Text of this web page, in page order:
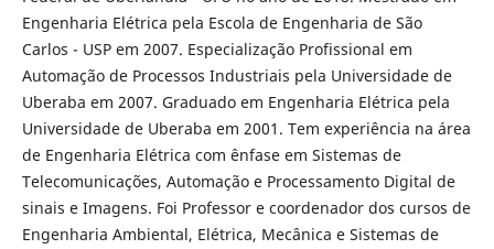
Engenharia Elétrica pela Escola de Engenharia de São
Carlos - USP em 2007. Especialização Profissional em
Automação de Processos Industriais pela Universidade de
Uberaba em 2007. Graduado em Engenharia Elétrica pela
Universidade de Uberaba em 2001. Tem experiência na área
de Engenharia Elétrica com ênfase em Sistemas de
Telecomunicações, Automação e Processamento Digital de
sinais e Imagens. Foi Professor e coordenador dos cursos de
Engenharia Ambiental, Elétrica, Mecânica e Sistemas de